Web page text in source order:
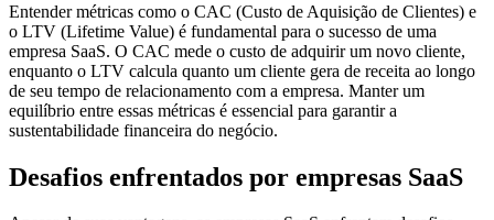
Entender métricas como o CAC (Custo de Aquisição de Clientes) e
o LTV (Lifetime Value) é fundamental para o sucesso de uma
empresa SaaS. O CAC mede o custo de adquirir um novo cliente,
enquanto o LTV calcula quanto um cliente gera de receita ao longo
de seu tempo de relacionamento com a empresa. Manter um
equilíbrio entre essas métricas é essencial para garantir a
sustentabilidade financeira do negócio.
Desafios enfrentados por empresas SaaS